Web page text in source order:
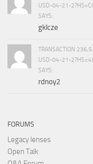
USD-04-21-
SAYS:
gklcze
TRANSACTION
USD-04-21-
SAYS:
rdnoy2
FORUMS
Legacy lenses
Open Talk